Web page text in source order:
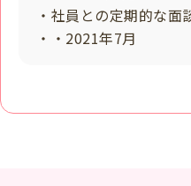
・社員との定期的な面
・・2021年7月